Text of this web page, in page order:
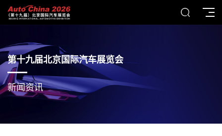
第十九届北京国际汽车展览会
新闻资讯